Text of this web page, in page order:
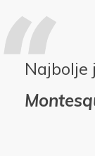
Najbolje